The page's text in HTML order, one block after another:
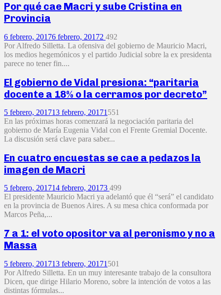
Por qué cae Macri y sube Cristina en
Provincia
6 febrero, 20176 febrero, 20172 492
Por Alfredo Silletta. La ofensiva del gobierno de Mauricio Macri,
los medios hegemónicos y el partido Judicial sobre la ex presidenta
parece no tener fin....
El gobierno de Vidal presiona: “paritaria
docente a 18% o la cerramos por decreto”
5 febrero, 201713 febrero, 20171 551
En las próximas horas comenzará la negociación paritaria del
gobierno de María Eugenia Vidal con el Frente Gremial Docente.
La discusión será clave para saber...
En cuatro encuestas se cae a pedazos la
imagen de Macri
5 febrero, 201714 febrero, 20173 499
El presidente Mauricio Macri ya adelantó que él “será” el candidato
en la provincia de Buenos Aires. A su mesa chica conformada por
Marcos Peña,...
7 a 1: el voto opositor va al peronismo y no a
Massa
5 febrero, 201713 febrero, 20171 501
Por Alfredo Silletta. En un muy interesante trabajo de la consultora
Dicen, que dirige Hilario Moreno, sobre la intención de votos a las
distintas fórmulas...